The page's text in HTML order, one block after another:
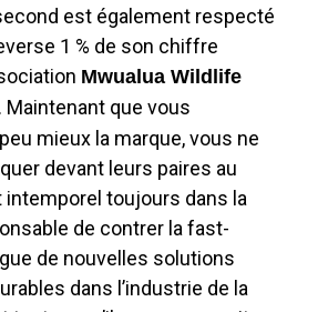
est également respecté
1 % de son chiffre
Mwualua Wildlife
Maintenant que vous
mieux la marque, vous ne
devant leurs paires au
intemporel toujours dans la
de contrer la fast-
de nouvelles solutions
dans l’industrie de la